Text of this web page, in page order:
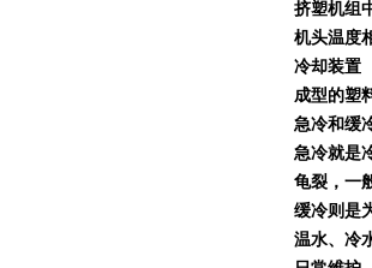
挤塑机组
机头温度
冷却装置
成型的塑
急冷和缓
急冷就是
龟裂，一
缓冷则是
温水、冷